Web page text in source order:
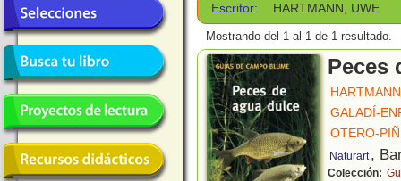
Escritor: HARTMANN, UWE
Mostrando del 1 al 1 de 1 resultado.
Peces
GALADÍ-
OTERO-
Naturart ,
Colección: